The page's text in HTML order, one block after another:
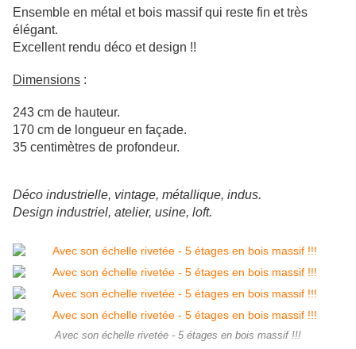
Ensemble en métal et bois massif qui reste fin et très
élégant.
Excellent rendu déco et design !!
Dimensions :
243 cm de hauteur.
170 cm de longueur en façade.
35 centimètres de profondeur.
Déco industrielle, vintage, métallique, indus.
Design industriel, atelier, usine, loft.
Avec son échelle rivetée - 5 étages en bois massif !!!